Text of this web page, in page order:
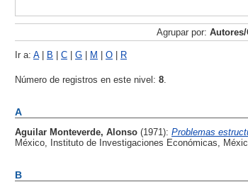
Agrupar por:
Ir a: A| B | C | G | M | O | R
Número de registros en este nivel: 8
A
Aguilar Monteverde, Alonso (1971): Problemas
México, Instituto de Investigaciones Económicas,
B